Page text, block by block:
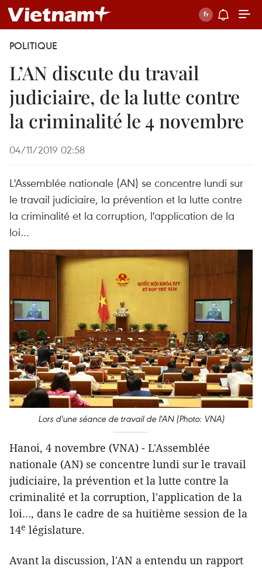
POLITIQUE
L’AN discute du travail
judiciaire, de la lutte contre
la criminalité le 4 novembre
04/11/2019 02:58
L'Assemblée nationale (AN) se concentre lundi sur
le travail judiciaire, la prévention et la lutte contre
la criminalité et la corruption, l'application de la
loi…
Lors d'une séance de travail de l'AN (Photo: VNA)
Hanoi, 4 novembre (VNA) - L'Assemblée
nationale (AN) se concentre lundi sur le travail
judiciaire, la prévention et la lutte contre la
criminalité et la corruption, l'application de la
loi…, dans le cadre de sa huitième session de la
14e législature.
Avant la discussion, l'AN a entendu un rapport